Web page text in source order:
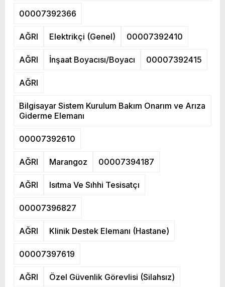
00007392366
AĞRI Elektrikçi (Genel) 00007392410
AĞRI İnşaat Boyacısı/Boyacı 00007392415
AĞRI
Bilgisayar Sistem Kurulum Bakım Onarım ve Arıza
Giderme Elemanı
00007392610
AĞRI Marangoz 00007394187
AĞRI Isıtma Ve Sıhhi Tesisatçı
00007396827
AĞRI Klinik Destek Elemanı (Hastane)
00007397619
AĞRI Özel Güvenlik Görevlisi (Silahsız)